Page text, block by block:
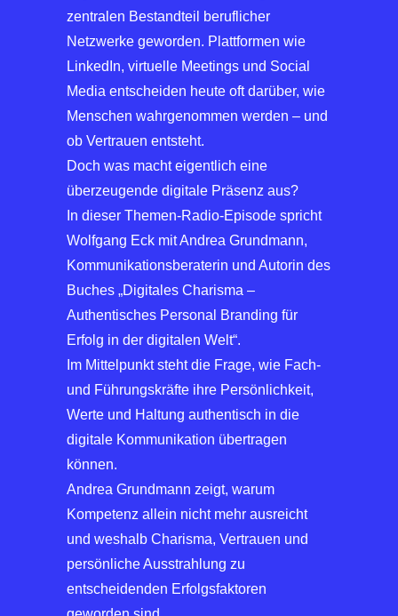
zentralen Bestandteil beruflicher
Netzwerke geworden. Plattformen wie
LinkedIn, virtuelle Meetings und Social
Media entscheiden heute oft darüber, wie
Menschen wahrgenommen werden – und
ob Vertrauen entsteht.
Doch was macht eigentlich eine
überzeugende digitale Präsenz aus?
In dieser Themen-Radio-Episode spricht
Wolfgang Eck mit Andrea Grundmann,
Kommunikationsberaterin und Autorin des
Buches „Digitales Charisma –
Authentisches Personal Branding für
Erfolg in der digitalen Welt“.
Im Mittelpunkt steht die Frage, wie Fach-
und Führungskräfte ihre Persönlichkeit,
Werte und Haltung authentisch in die
digitale Kommunikation übertragen
können.
Andrea Grundmann zeigt, warum
Kompetenz allein nicht mehr ausreicht
und weshalb Charisma, Vertrauen und
persönliche Ausstrahlung zu
entscheidenden Erfolgsfaktoren